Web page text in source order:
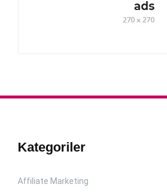
Kategoriler
Affiliate Marketing